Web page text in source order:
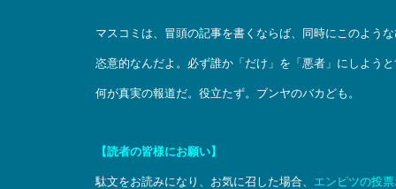
マスコミは、冒頭の記事を書くならば、同時にこのよう
恣意的なんだよ。必ず誰か「だけ」を「悪者」にしよう
何が真実の報道だ。役立たず。ブンヤのバカども。
【読者の皆様にお願い】
駄文をお読みになり、お気に召した場合、 エンピツの投